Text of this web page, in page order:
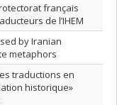
français
de l’IHEM
by Iranian
metaphors
traductions en
historique»